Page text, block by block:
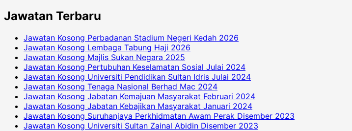
Jawatan Terbaru
Jawatan Kosong Perbadanan Stadium Negeri Kedah 2026
Jawatan Kosong Lembaga Tabung Haji 2026
Jawatan Kosong Majlis Sukan Negara 2025
Jawatan Kosong Pertubuhan Keselamatan Sosial Julai 2024
Jawatan Kosong Universiti Pendidikan Sultan Idris Julai 2024
Jawatan Kosong Tenaga Nasional Berhad Mac 2024
Jawatan Kosong Jabatan Kemajuan Masyarakat Februari 2024
Jawatan Kosong Jabatan Kebajikan Masyarakat Januari 2024
Jawatan Kosong Suruhanjaya Perkhidmatan Awam Perak Disember 2023
Jawatan Kosong Universiti Sultan Zainal Abidin Disember 2023